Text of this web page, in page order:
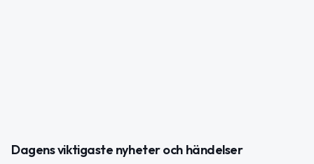
Dagens viktigaste nyheter och händelser